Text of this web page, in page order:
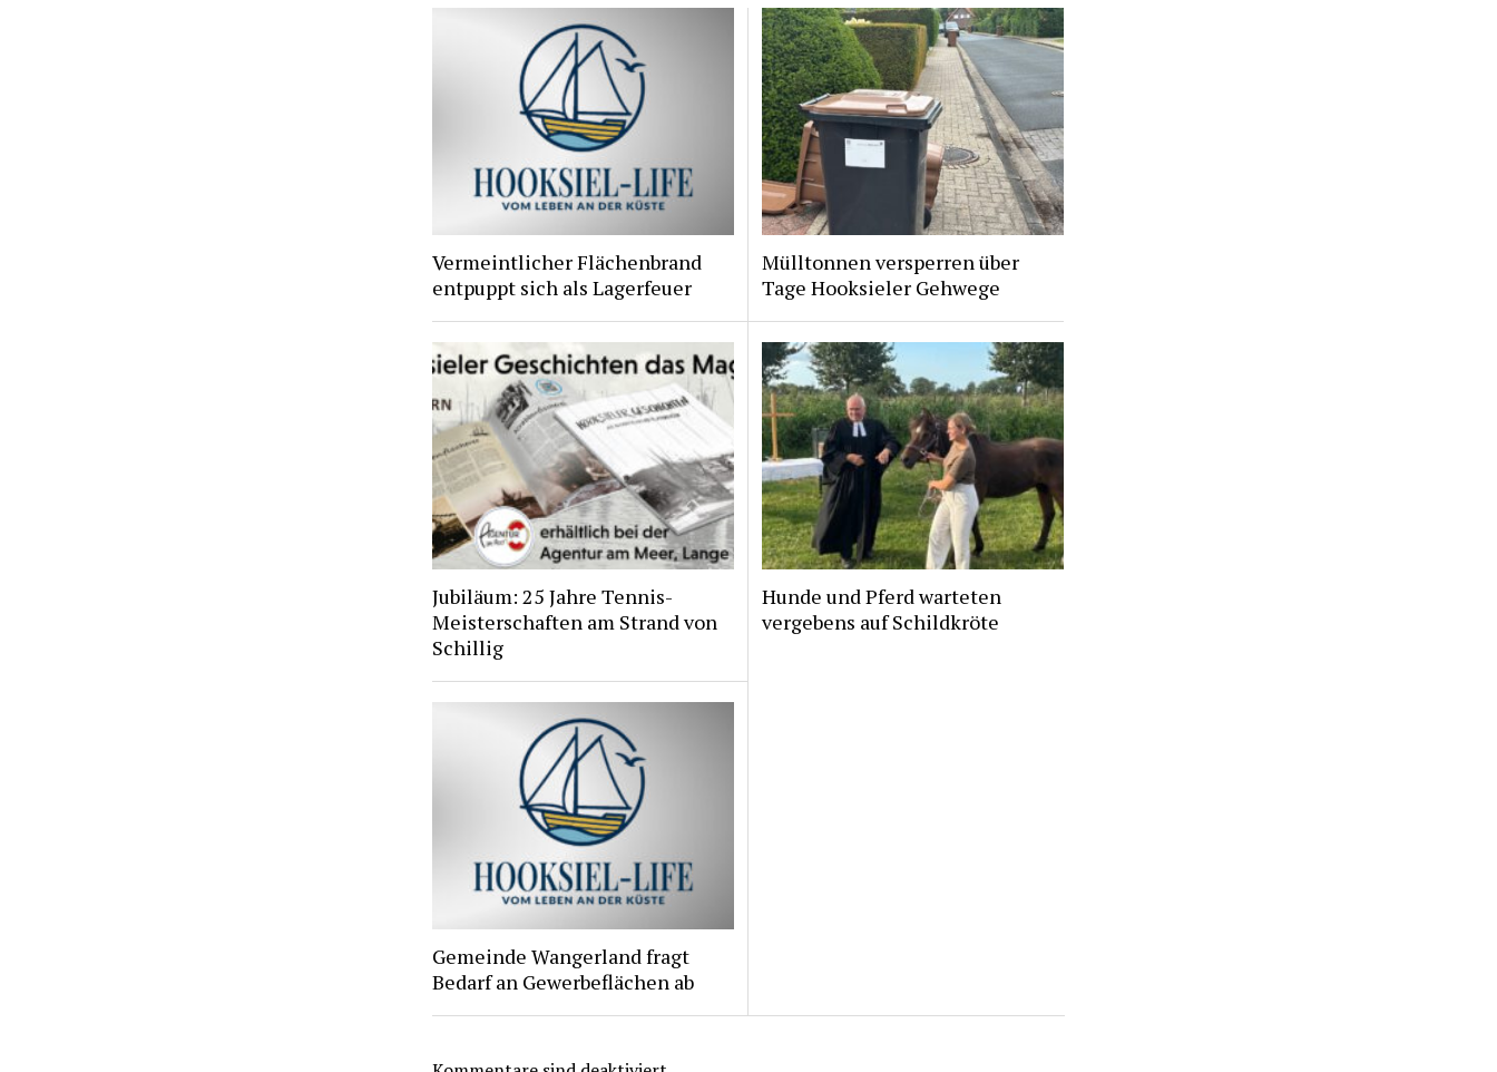
Vermeintlicher Flächenbrand
entpuppt sich als Lagerfeuer
Mülltonnen versperren über
Tage Hooksieler Gehwege
Jubiläum: 25 Jahre Tennis-
Meisterschaften am Strand von
Schillig
Hunde und Pferd warteten
vergebens auf Schildkröte
Gemeinde Wangerland fragt
Bedarf an Gewerbeflächen ab